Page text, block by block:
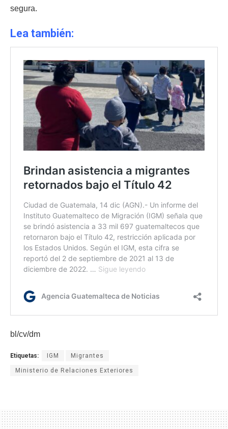
segura.
Lea también:
bl/cv/dm
Etiquetas: IGM Migrantes
Ministerio de Relaciones Exteriores